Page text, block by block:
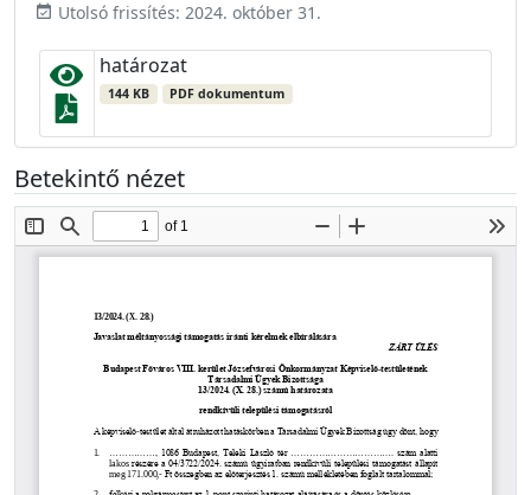
event_available Utolsó frissítés: 2024. október 31.
határozat
144 KB PDF dokumentum
Betekintő nézet